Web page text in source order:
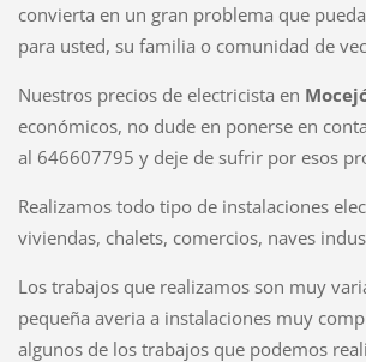
convierta en un gran problema que
para usted, su familia o comunidad de
Nuestros precios de electricista en
económicos, no dude en ponerse en
al 646607795 y deje de sufrir por esos
Realizamos todo tipo de instalaciones
viviendas, chalets, comercios, naves
Los trabajos que realizamos son muy
pequeña averia a instalaciones muy
algunos de los trabajos que podemos